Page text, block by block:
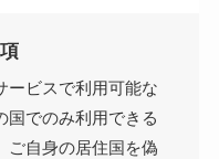
ービスで利用可能な
国でのみ利用できる
ご自身の居住国を偽